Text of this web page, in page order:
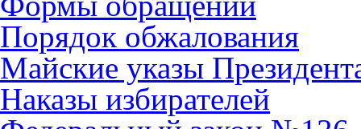
Порядок обжалования
Майские указы
Наказы избирателей